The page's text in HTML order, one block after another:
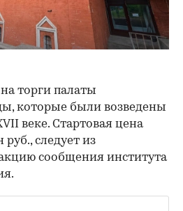
торги палаты
которые были возведены
веке. Стартовая цена
следует из
сообщения института